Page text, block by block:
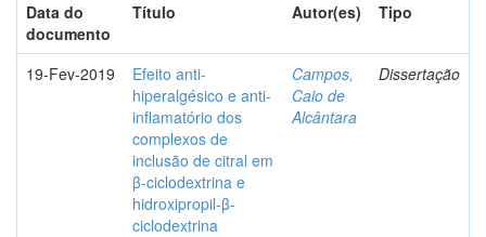
Data do
documento
Título Autor(es) Tipo
19-Fev-2019
Efeito anti-
hiperalgésico e anti-
inflamatório dos
complexos de
inclusão de citral em
β-ciclodextrina e
hidroxipropil-β-
ciclodextrina
Campos,
Caio de
Alcântara
Dissertação